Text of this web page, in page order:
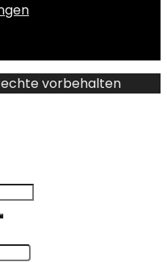
vorbehalten